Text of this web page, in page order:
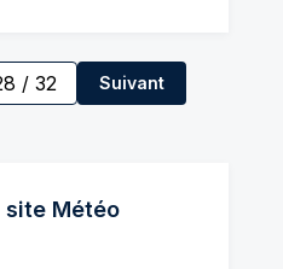
/ 32 Suivant
site Météo